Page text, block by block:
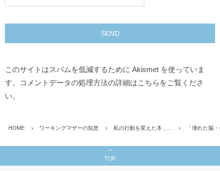
このサイトはスパムを低減するために Akismet を使っていま
す。
コメントデータの処理方法の詳細はこちらをご覧くださ
い。
HOME ワーキングマザーの知恵 私の行動を変えた本 , … 「壊れた脳
TOP